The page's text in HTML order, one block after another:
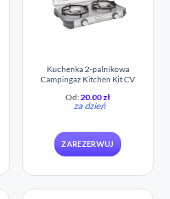
Kuchenka 2-palnikowa
Campingaz Kitchen Kit CV
Od:20.00zł
za dzień
ZAREZERWUJ